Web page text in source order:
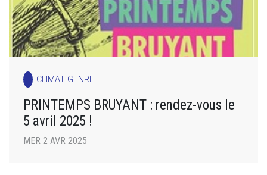
CLIMAT GENRE
PRINTEMPS BRUYANT : rendez-vous le
5 avril 2025 !
MER 2 AVR 2025